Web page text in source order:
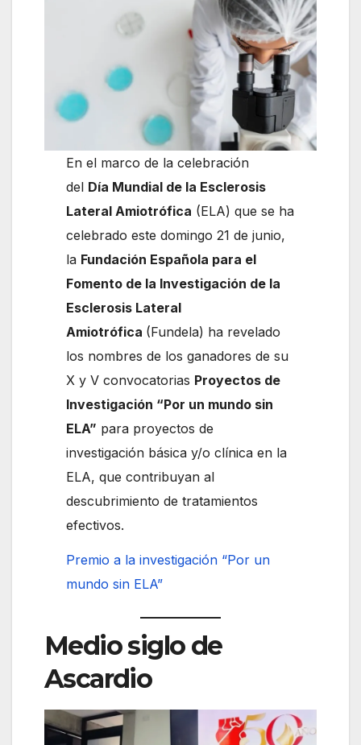
En el marco de la celebración
del Día Mundial de la Esclerosis
Lateral Amiotrófica (ELA) que se ha
celebrado este domingo 21 de junio,
la Fundación Española para el
Fomento de la Investigación de la
Esclerosis Lateral
Amiotrófica (Fundela) ha revelado
los nombres de los ganadores de su
X y V convocatorias Proyectos de
Investigación “Por un mundo sin
ELA” para proyectos de
investigación básica y/o clínica en la
ELA, que contribuyan al
descubrimiento de tratamientos
efectivos.
Premio a la investigación “Por un
mundo sin ELA”
Medio siglo de
Ascardio